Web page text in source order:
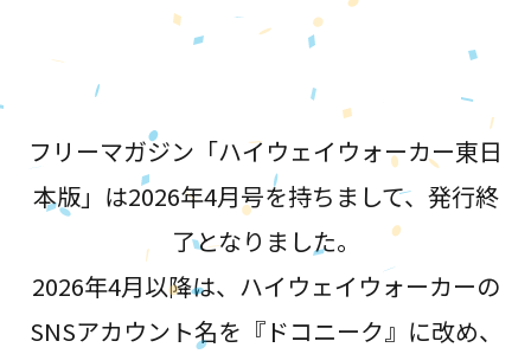
フリーマガジン「ハイウェイウォーカー東日
本版」は2026年4月号を持ちまして、発行終
了となりました。
2026年4月以降は、ハイウェイウォーカーの
SNSアカウント名を『ドコニーク』に改め、